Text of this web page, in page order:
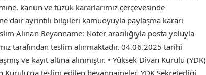
kanun ve tüzük kararlarımız çerçevesinde
dair ayrıntılı bilgileri kamuoyuyla paylaşma kararı
Alınan Beyanname: Noter aracılığıyla posta yoluyla
tarafından teslim alınmaktadır. 04.06.2025 tarihi
ve kayıt altına alınmıştır. • Yüksek Divan Kurulu (YDK)